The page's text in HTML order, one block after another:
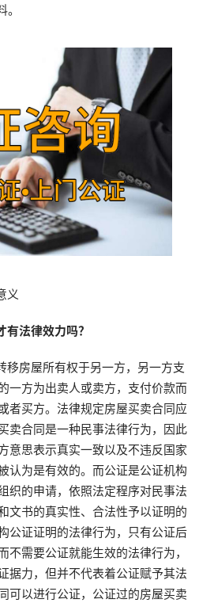
义
法律效力吗？
房屋所有权于另一方，另一方支
一方为出卖人或卖方，支付价款而
者买方。法律规定房屋买卖合同应
卖合同是一种民事法律行为，因此
意思表示真实一致以及不违反国家
认为是有效的。而公证是公证机构
织的申请，依照法定程序对民事法
文书的真实性、合法性予以证明的
公证证明的法律行为，只有公证后
需要公证就能生效的法律行为，
据力，但并不代表着公证赋予其法
可以进行公证，公证过的房屋买卖